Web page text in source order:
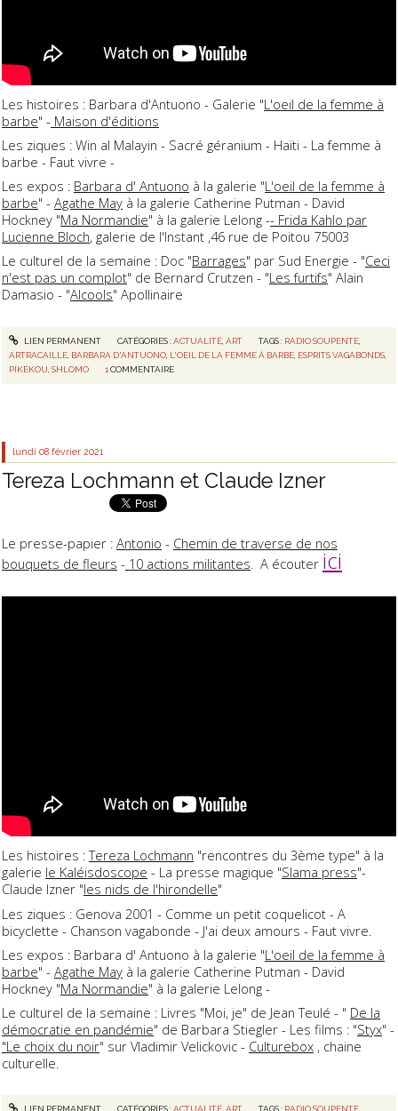
Les histoires : Barbara d'Antuono - Galerie "L'oeil de la femme à
barbe" - Maison d'éditions
Les ziques : Win al Malayin - Sacré géranium - Haïti - La femme à
barbe - Faut vivre -
Les expos : Barbara d' Antuono à la galerie "L'oeil de la femme à
barbe" - Agathe May à la galerie Catherine Putman - David
Hockney "Ma Normandie" à la galerie Lelong -- Frida Kahlo par
Lucienne Bloch, galerie de l'Instant ,46 rue de Poitou 75003
Le culturel de la semaine : Doc "Barrages" par Sud Energie - "Ceci
n'est pas un complot" de Bernard Crutzen - "Les furtifs" Alain
Damasio - "Alcools" Apollinaire
LIEN PERMANENT CATÉGORIES :ACTUALITÉ, ART TAGS : RADIO SOUPENTE
ARTRACAILLE BARBARA D'ANTUONO L'OEIL DE LA FEMME À BARBE ESPRITS VAGABONDS
PIKEKOU ,SHLOMO 1 COMMENTAIRE
lundi 08 février 2021
Tereza Lochmann et Claude Izner
Le presse-papier : Antonio - Chemin de traverse de nos
bouquets de fleurs - 10 actions militantes. A écouter ici
Les histoires :Tereza Lochmann "rencontres du 3ème type" à la
galerie le Kaléisdoscope - La presse magique "Slama press"-
Claude Izner "les nids de l'hirondelle"
Les ziques : Genova 2001 - Comme un petit coquelicot - A
bicyclette - Chanson vagabonde - J'ai deux amours - Faut vivre.
Les expos : Barbara d' Antuono à la galerie "L'oeil de la femme à
barbe" - Agathe May à la galerie Catherine Putman - David
Hockney "Ma Normandie" à la galerie Lelong -
Le culturel de la semaine : Livres "Moi, je" de Jean Teulé - " De la
démocratie en pandémie" de Barbara Stiegler - Les films : "Styx" -
"Le choix du noir" sur Vladimir Velickovic - Culturebox , chaine
culturelle.